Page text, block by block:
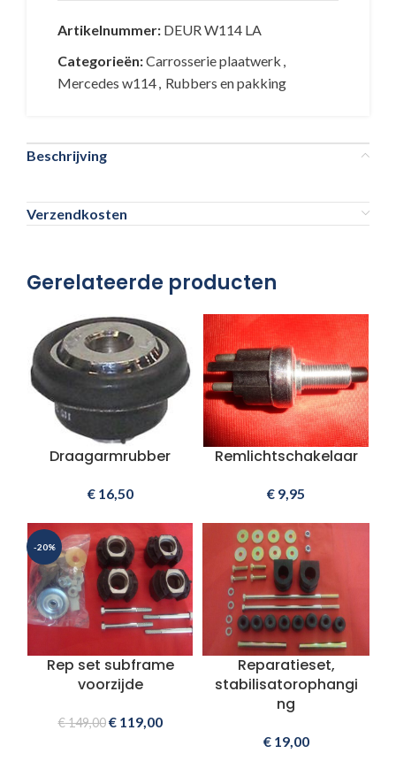
Artikelnummer: DEUR W114 LA
Categorieën:Carrosserie plaatwerk
Mercedes w114 Rubbers en pakking
Beschrijving
Verzendkosten
Gerelateerde producten
Draagarmrubber
€16,50
Remlichtschakelaar
€ 9,95
-20%
Rep set subframe
voorzijde
€149,00 €119,00
Reparatieset,
stabilisatorophangi
ng
€19,00